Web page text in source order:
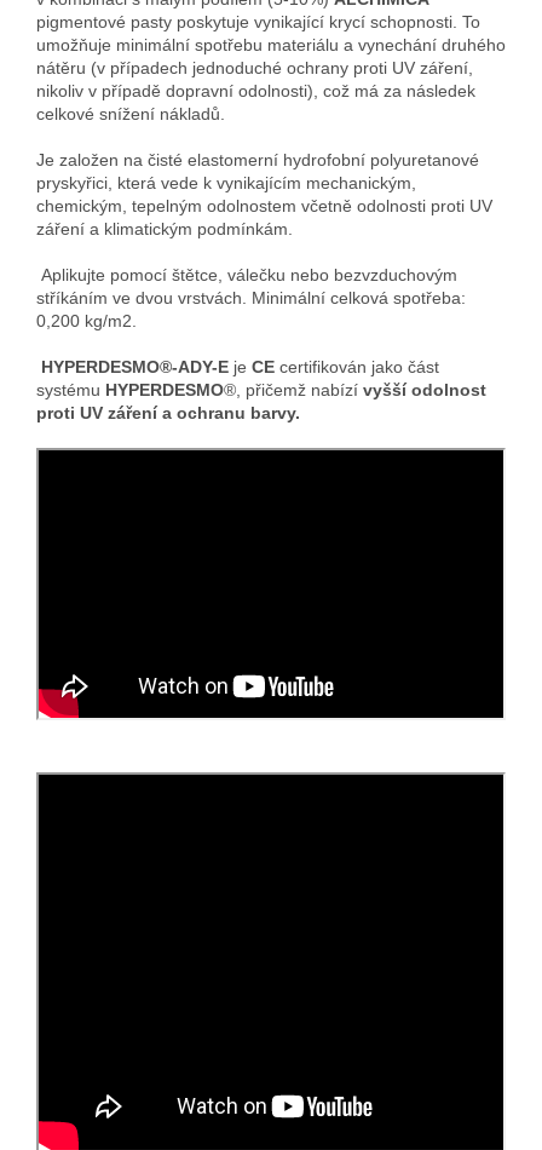
pigmentové pasty poskytuje vynikající krycí schopnosti. To
umožňuje minimální spotřebu materiálu a vynechání druhého
nátěru (v případech jednoduché ochrany proti UV záření,
nikoliv v případě dopravní odolnosti), což má za následek
celkové snížení nákladů.
Je založen na čisté elastomerní hydrofobní polyuretanové
pryskyřici, která vede k vynikajícím mechanickým,
chemickým, tepelným odolnostem včetně odolnosti proti UV
záření a klimatickým podmínkám.
Aplikujte pomocí štětce, válečku nebo bezvzduchovým
stříkáním ve dvou vrstvách. Minimální celková spotřeba:
0,200 kg/m2.
HYPERDESMO®-ADY-E je CE certifikován jako část
systému HYPERDESMO®, přičemž nabízí vyšší odolnost
proti UV záření a ochranu barvy.